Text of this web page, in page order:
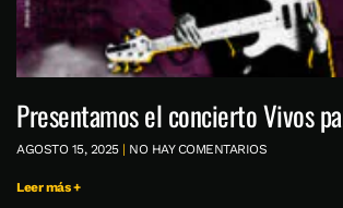
Presentamos el concierto Vivos
AGOSTO 15, 2025 NO HAY COMENTARIOS
Leer más +